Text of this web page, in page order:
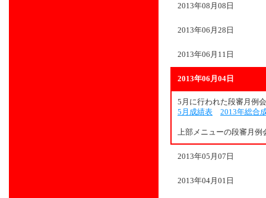
2013年08月08日
2013年06月28日
2013年06月11日
2013年06月04日
5月に行われた段審月例
5月成績表
2013年総合
上部メニューの段審月例
2013年05月07日
2013年04月01日